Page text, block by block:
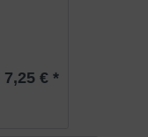
7,25 € *